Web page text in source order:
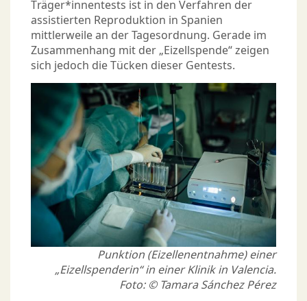
Träger*innentests ist in den Verfahren der
assistierten Reproduktion in Spanien
mittlerweile an der Tagesordnung. Gerade im
Zusammenhang mit der „Eizellspende“ zeigen
sich jedoch die Tücken dieser Gentests.
Punktion (Eizellenentnahme) einer
„Eizellspenderin“ in einer Klinik in Valencia.
Foto: © Tamara Sánchez Pérez